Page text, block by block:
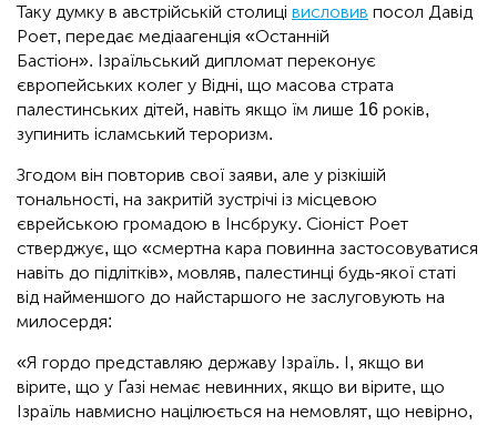
Таку думку в австрійській столиці висловив посол Давід
Роет, передає медіаагенція «Останній
Бастіон». Ізраїльський дипломат переконує
європейських колег у Відні, що масова страта
палестинських дітей, навіть якщо їм лише 16 років,
зупинить ісламський тероризм.
Згодом він повторив свої заяви, але у різкішій
тональності, на закритій зустрічі із місцевою
єврейською громадою в Інсбруку. Сіоніст Роет
стверджує, що «смертна кара повинна застосовуватися
навіть до підлітків», мовляв, палестинці будь-якої статі
від найменшого до найстаршого не заслуговують на
милосердя:
«Я гордо представляю державу Ізраїль. І, якщо ви
вірите, що у Ґазі немає невинних, якщо ви вірите, що
Ізраїль навмисно націлюється на немовлят, що невірно,